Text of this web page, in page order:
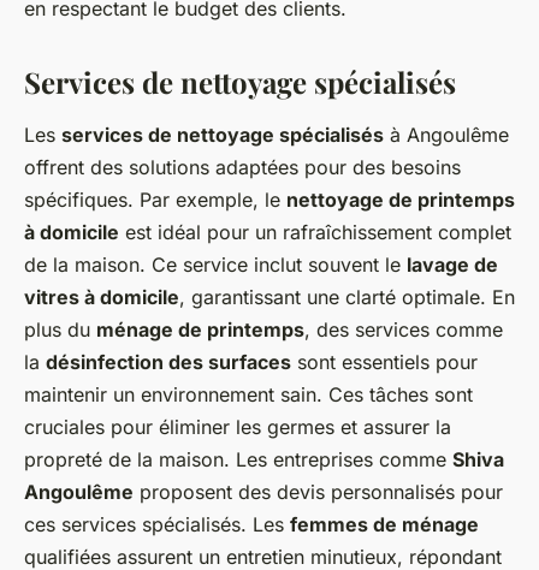
en respectant le budget des clients.
Services de nettoyage spécialisés
Les services de nettoyage spécialisés à Angoulême
offrent des solutions adaptées pour des besoins
spécifiques. Par exemple, le nettoyage de printemps
à domicile est idéal pour un rafraîchissement complet
de la maison. Ce service inclut souvent le lavage de
vitres à domicile, garantissant une clarté optimale. En
plus du ménage de printemps, des services comme
la désinfection des surfaces sont essentiels pour
maintenir un environnement sain. Ces tâches sont
cruciales pour éliminer les germes et assurer la
propreté de la maison. Les entreprises comme Shiva
Angoulême proposent des devis personnalisés pour
ces services spécialisés. Les femmes de ménage
qualifiées assurent un entretien minutieux, répondant